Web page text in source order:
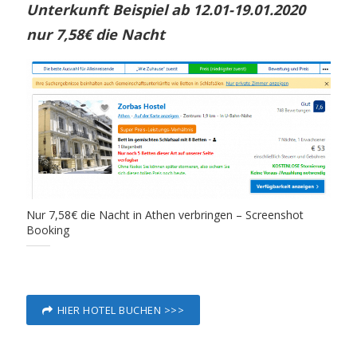
Unterkunft Beispiel ab 12.01-19.01.2020
nur 7,58€ die Nacht
Nur 7,58€ die Nacht in Athen verbringen – Screenshot
Booking
HIER HOTEL BUCHEN >>>